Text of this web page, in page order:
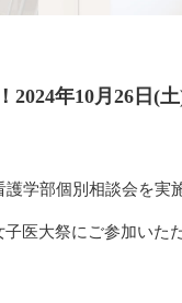
年10月26日(
学部個別相談会を実
医大祭にご参加いた